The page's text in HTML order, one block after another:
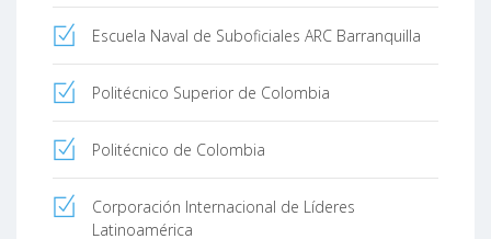
Escuela Naval de Suboficiales ARC Barranquilla
Politécnico Superior de Colombia
Politécnico de Colombia
Corporación Internacional de Líderes
Latinoamérica